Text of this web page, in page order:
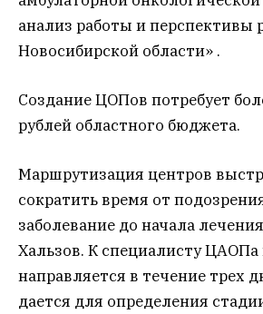
анализ работы и перспективы
Новосибирской области» .
Создание ЦОПов потребует
рублей областного бюджета.
Маршрутизация центров
сократить время от
заболевание до начала
Хальзов. К специалисту ЦАОПа
направляется в течение трех
дается для определения